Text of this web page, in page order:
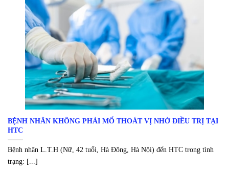
BỆNH NHÂN KHÔNG PHẢI MỔ THOÁT VỊ NHỜ ĐIỀU TRỊ TẠI
HTC
Bệnh nhân L.T.H (Nữ, 42 tuổi, Hà Đông, Hà Nội) đến HTC trong tình
trạng: [...]